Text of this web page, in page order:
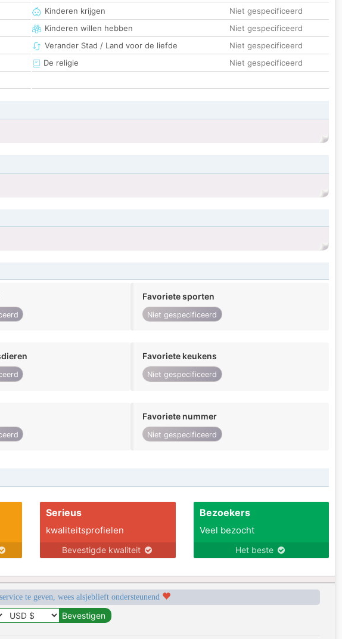
Kinderen krijgen
Niet gespecificeerd
Kinderen willen hebben
Niet gespecificeerd
Verander Stad / Land voor de liefde
Niet gespecificeerd
De religie
Niet gespecificeerd
Favoriete sporten
Niet gespecificeerd
Favoriete keukens
Niet gespecificeerd
Favoriete nummer
Niet gespecificeerd
Serieus
kwaliteitsprofielen
Bevestigde kwaliteit
Bezoekers
Veel bezocht
Het beste
te geven, wees alsjeblieft ondersteunend